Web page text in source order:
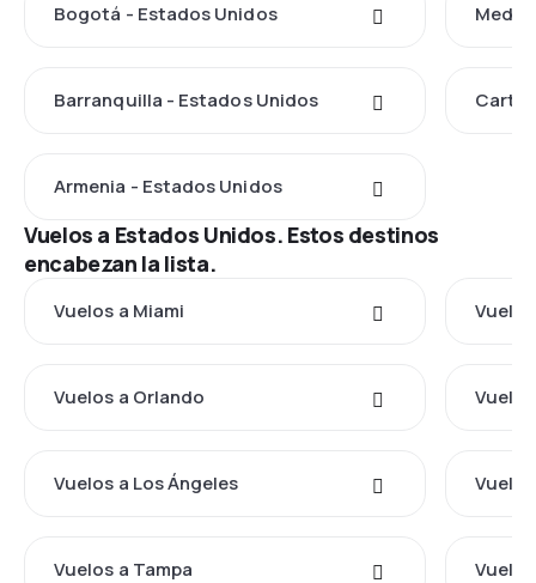
Bogotá - Estados Unidos
Barranquilla - Estados Unidos
Armenia - Estados Unidos
Vuelos a Estados Unidos. Estos destinos
encabezan la lista.
Vuelos a Miami
Vuelos a Orlando
Vuelos a Los Ángeles
Vuelos a Tampa